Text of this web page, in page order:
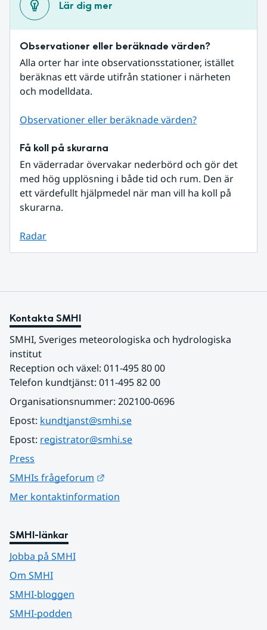
Lär dig mer
Observationer eller beräknade värden?
Alla orter har inte observationsstationer, istället
beräknas ett värde utifrån stationer i närheten
och modelldata.
Observationer eller beräknade värden?
Få koll på skurarna
En väderradar övervakar nederbörd och gör det
med hög upplösning i både tid och rum. Den är
ett värdefullt hjälpmedel när man vill ha koll på
skurarna.
Radar
Kontakta SMHI
SMHI, Sveriges meteorologiska och hydrologiska
institut
Reception och växel: 011-495 80 00
Telefon kundtjänst: 011-495 82 00
Organisationsnummer: 202100-0696
Epost: kundtjanst@smhi.se
Epost: registrator@smhi.se
Press
SMHIs frågeforum
Mer kontaktinformation
SMHI-länkar
Jobba på SMHI
Om SMHI
SMHI-bloggen
SMHI-podden